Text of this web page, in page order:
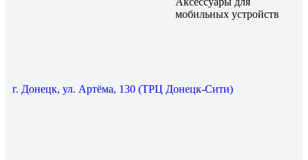
мобильных устройств
г. Донецк, ул. Артёма, 130 (ТРЦ Донецк-Сити)